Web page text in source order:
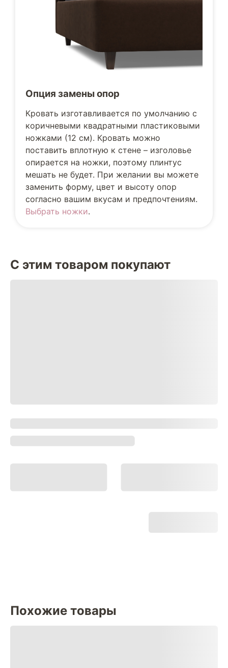
Опция замены опор
Кровать изготавливается по умолчанию с
коричневыми квадратными пластиковыми
ножками (12 см). Кровать можно
поставить вплотную к стене – изголовье
опирается на ножки, поэтому плинтус
мешать не будет. При желании вы можете
заменить форму, цвет и высоту опор
согласно вашим вкусам и предпочтениям.
Выбрать ножки.
С этим товаром покупают
Похожие товары